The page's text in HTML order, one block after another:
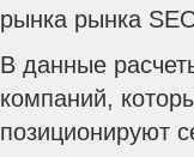
рынка рынка
В данные
компаний,
позиционируют